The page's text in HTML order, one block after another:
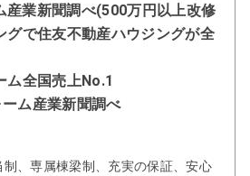
産業新聞調べ(500万円以上改修
グで住友不動産ハウジングが全
ム全国売上No.1
ム産業新聞調べ
、専属棟梁制、充実の保証、安心